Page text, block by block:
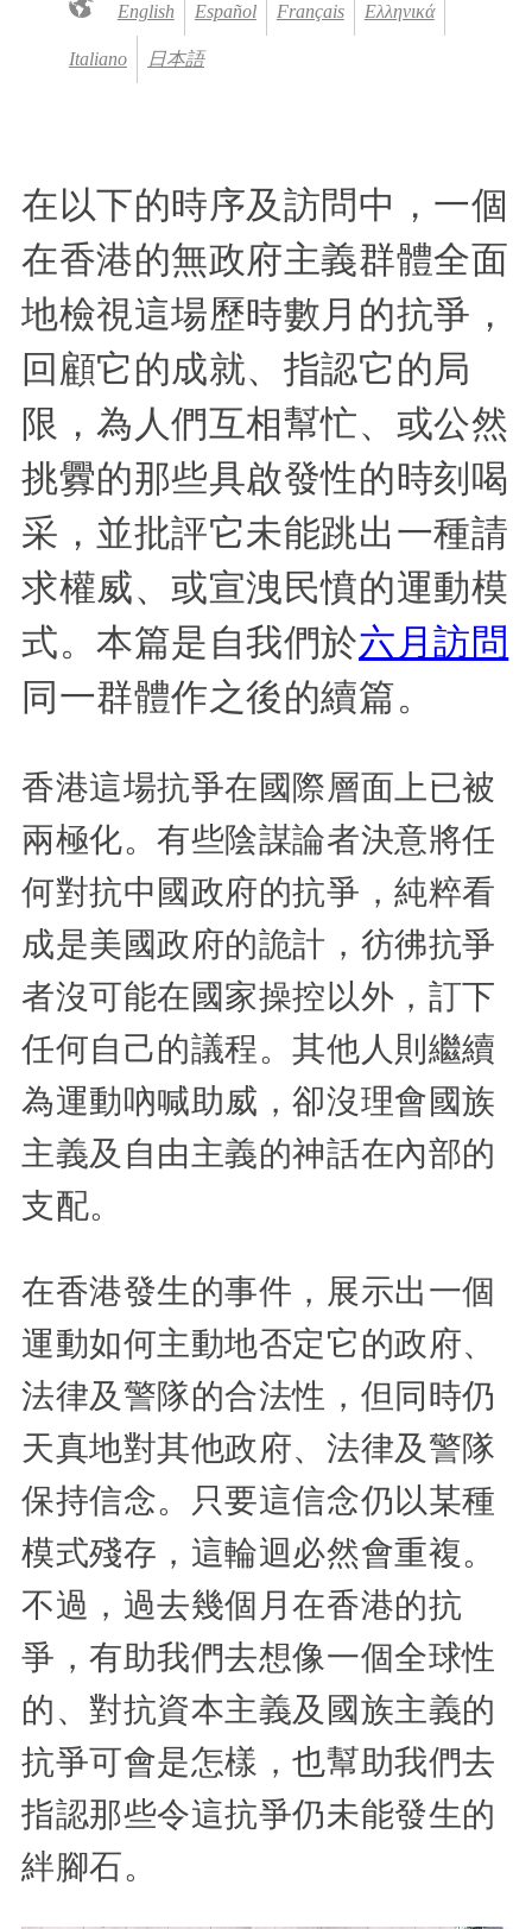
English Español Français Ελληνικά
Italiano 日本語
在以下的時序及訪問中，一個
在香港的無政府主義群體全面
地檢視這場歷時數月的抗爭，
回顧它的成就、指認它的局
限，為人們互相幫忙、或公然
挑釁的那些具啟發性的時刻喝
采，並批評它未能跳出一種請
求權威、或宣洩民憤的運動模
式。本篇是自我們於六月訪問
同一群體作之後的續篇。
香港這場抗爭在國際層面上已被
兩極化。有些陰謀論者決意將任
何對抗中國政府的抗爭，純粹看
成是美國政府的詭計，彷彿抗爭
者沒可能在國家操控以外，訂下
任何自己的議程。其他人則繼續
為運動吶喊助威，卻沒理會國族
主義及自由主義的神話在內部的
支配。
在香港發生的事件，展示出一個
運動如何主動地否定它的政府、
法律及警隊的合法性，但同時仍
天真地對其他政府、法律及警隊
保持信念。只要這信念仍以某種
模式殘存，這輪迴必然會重複。
不過，過去幾個月在香港的抗
爭，有助我們去想像一個全球性
的、對抗資本主義及國族主義的
抗爭可會是怎樣，也幫助我們去
指認那些令這抗爭仍未能發生的
絆腳石。